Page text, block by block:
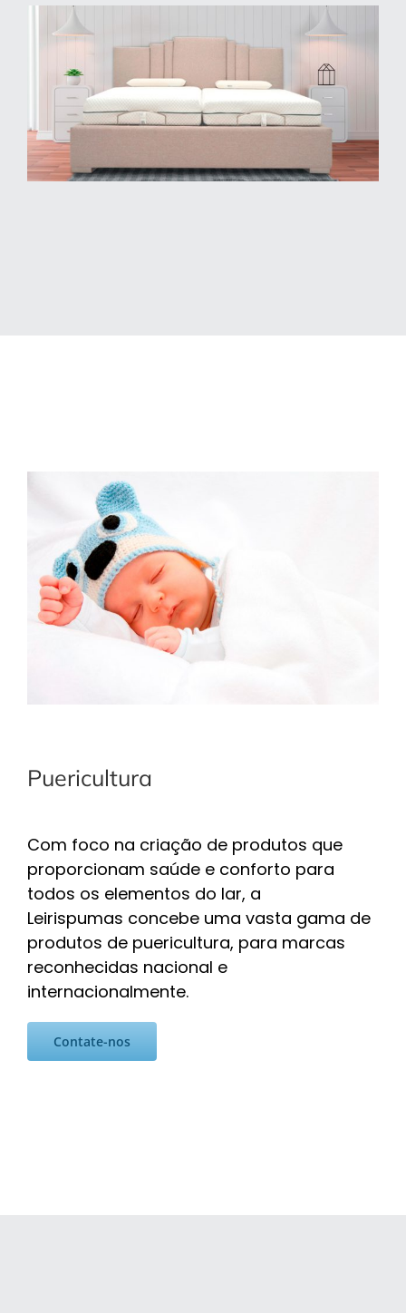
Puericultura
Com foco na criação de produtos que
proporcionam saúde e conforto para
todos os elementos do lar, a
Leirispumas concebe uma vasta gama de
produtos de puericultura, para marcas
reconhecidas nacional e
internacionalmente.
Contate-nos